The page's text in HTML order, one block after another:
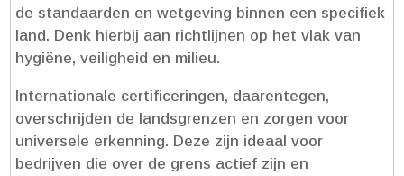
de standaarden en wetgeving binnen een specifiek
land.​ Denk hierbij aan richtlijnen op het vlak van
hygiëne, veiligheid en milieu.​
Internationale certificeringen, daarentegen,
overschrijden de landsgrenzen en zorgen voor
universele erkenning.​ Deze zijn ideaal voor
bedrijven die over de grens actief zijn en